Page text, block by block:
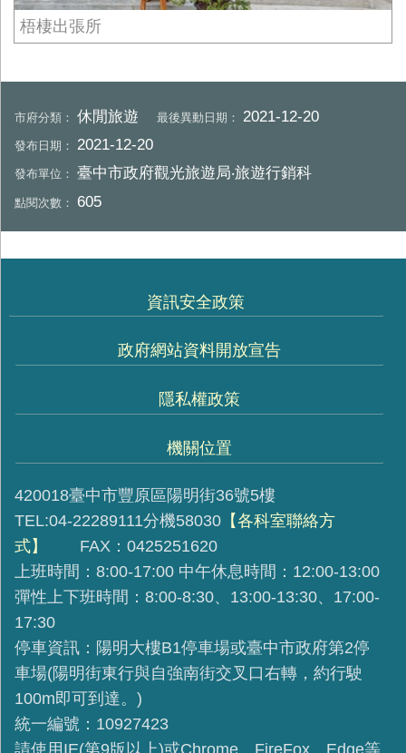
梧棲出張所
市府分類：休閒旅遊 最後異動日期： 2021-12-20
發布日期： 2021-12-20
發布單位：臺中市政府觀光旅遊局‧旅遊行銷科
點閱次數： 605
資訊安全政策
政府網站資料開放宣告
隱私權政策
機關位置
420018臺中市豐原區陽明街36號5樓
TEL:04-22289111分機58030 【各科室聯絡方
式】
FAX：0425251620
上班時間：8:00-17:00 中午休息時間：12:00-13:00
彈性上下班時間：8:00-8:30、13:00-13:30、17:00-
17:30
停車資訊：陽明大樓B1停車場或臺中市政府第2停
車場(陽明街東行與自強南街交叉口右轉，約行駛
100m即可到達。)
統一編號：10927423